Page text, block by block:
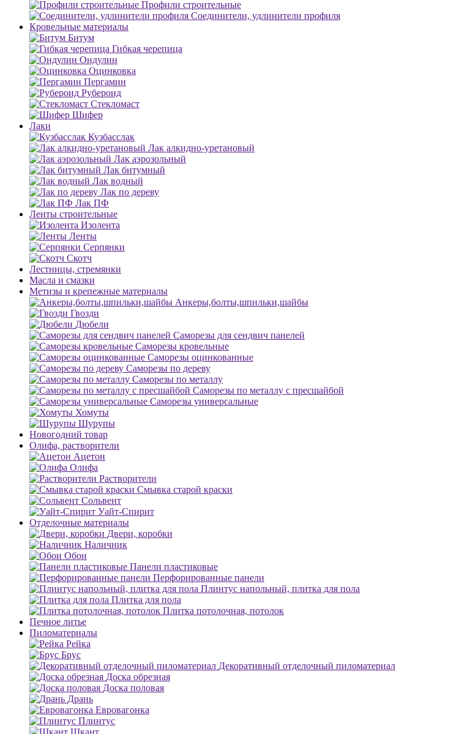
Профили строительные
Соединители, удлинители профиля
Кровельные материалы
Битум
Гибкая черепица
Ондулин
Оцинковка
Пергамин
Рубероид
Стекломаст
Шифер
Лаки
Кузбасслак
Лак алкидно-уретановый
Лак аэрозольный
Лак битумный
Лак водный
Лак по дереву
Лак ПФ
Ленты строительные
Изолента
Ленты
Серпянки
Скотч
Лестницы, стремянки
Масла и смазки
Метизы и крепежные материалы
Анкеры,болты,шпильки,шайбы
Гвозди
Дюбели
Саморезы для сендвич панелей
Саморезы кровельные
Саморезы оцинкованные
Саморезы по дереву
Саморезы по металлу
Саморезы по металлу с пресшайбой
Саморезы универсальные
Хомуты
Шурупы
Новогодний товар
Олифа, растворители
Ацетон
Олифа
Растворители
Смывка старой краски
Сольвент
Уайт-Спирит
Отделочные материалы
Двери, коробки
Наличник
Обои
Панели пластиковые
Перфорированные панели
Плинтус напольный, плитка для пола
Плитка для пола
Плитка потолочная, потолок
Печное литье
Пиломатериалы
Рейка
Брус
Декоративный отделочный пиломатериал
Доска обрезная
Доска половая
Дрань
Евровагонка
Плинтус
Шкант